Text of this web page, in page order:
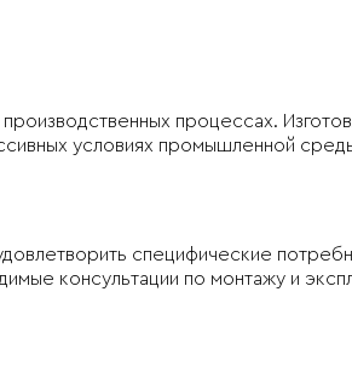
процессах.
условиях промышленной
специфические
консультации по монтажу и